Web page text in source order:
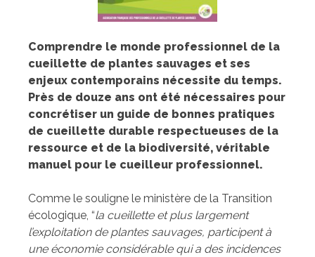
Comprendre le monde professionnel de la
cueillette de plantes sauvages et ses
enjeux contemporains nécessite du temps.
Près de douze ans ont été nécessaires pour
concrétiser un guide de bonnes pratiques
de cueillette durable respectueuses de la
ressource et de la biodiversité, véritable
manuel pour le cueilleur professionnel.
Comme le souligne le ministère de la Transition
écologique, “la cueillette et plus largement
l’exploitation de plantes sauvages, participent à
une économie considérable qui a des incidences